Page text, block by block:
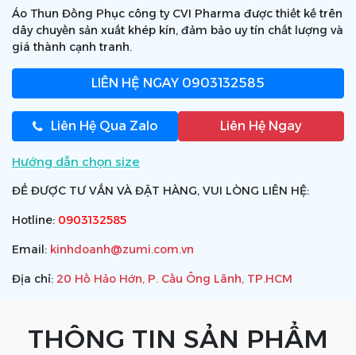
Áo Thun Đồng Phục công ty CVI Pharma được thiết kế trên
dây chuyền sản xuất khép kín, đảm bảo uy tín chất lượng và
giá thành cạnh tranh.
LIÊN HỆ NGAY 0903132585
Liên Hệ Qua Zalo Liên Hệ Ngay
Hướng dẫn chọn size
ĐỂ ĐƯỢC TƯ VẤN VÀ ĐẶT HÀNG, VUI LÒNG LIÊN HỆ:
Hotline: 0903132585
Email: kinhdoanh@zumi.com.vn
Địa chỉ: 20 Hồ Hảo Hớn, P. Cầu Ông Lãnh, TP.HCM
THÔNG TIN SẢN PHẨM